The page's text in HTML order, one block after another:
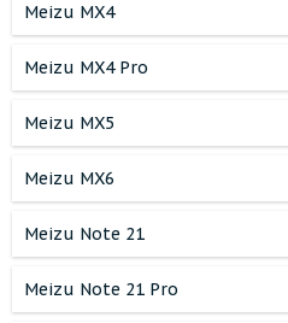
Meizu MX4
Meizu MX4 Pro
Meizu MX5
Meizu MX6
Meizu Note 21
Meizu Note 21 Pro